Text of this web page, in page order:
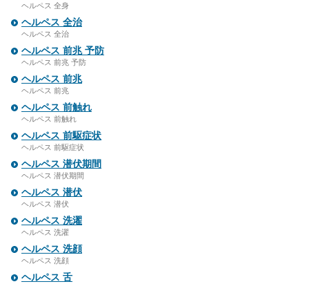
ヘルペス 全身
ヘルペス 全治
ヘルペス 全治
ヘルペス 前兆 予防
ヘルペス 前兆 予防
ヘルペス 前兆
ヘルペス 前兆
ヘルペス 前触れ
ヘルペス 前触れ
ヘルペス 前駆症状
ヘルペス 前駆症状
ヘルペス 潜伏期間
ヘルペス 潜伏期間
ヘルペス 潜伏
ヘルペス 潜伏
ヘルペス 洗濯
ヘルペス 洗濯
ヘルペス 洗顔
ヘルペス 洗顔
ヘルペス 舌